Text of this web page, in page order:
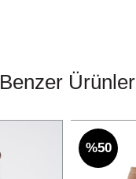
Benzer Ürünler
%50